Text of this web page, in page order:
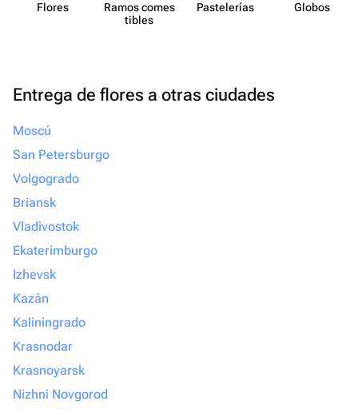
Flores
Ramos comes​
tibles
Paste​lerías Globos
Entrega de flores a otras ciudades
Moscú
San Petersburgo
Volgogrado
Briansk
Vladivostok
Ekaterimburgo
Izhevsk
Kazán
Kaliningrado
Krasnodar
Krasnoyarsk
Nizhni Novgorod